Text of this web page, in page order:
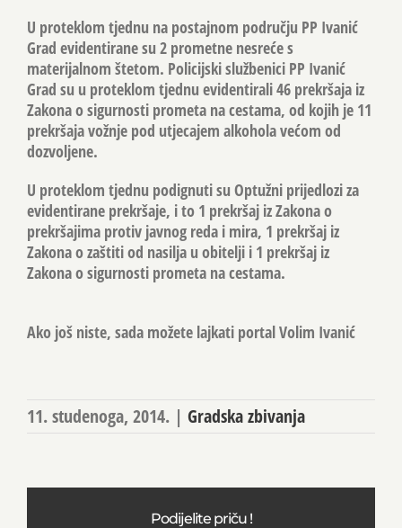
U proteklom tjednu na postajnom području PP Ivanić
Grad evidentirane su 2 prometne nesreće s
materijalnom štetom. Policijski službenici PP Ivanić
Grad su u proteklom tjednu evidentirali 46 prekršaja iz
Zakona o sigurnosti prometa na cestama, od kojih je 11
prekršaja vožnje pod utjecajem alkohola većom od
dozvoljene.
U proteklom tjednu podignuti su Optužni prijedlozi za
evidentirane prekršaje, i to 1 prekršaj iz Zakona o
prekršajima protiv javnog reda i mira, 1 prekršaj iz
Zakona o zaštiti od nasilja u obitelji i 1 prekršaj iz
Zakona o sigurnosti prometa na cestama.
Ako još niste, sada možete lajkati portal Volim Ivanić
11. studenoga, 2014. | Gradska zbivanja
Podijelite priču !